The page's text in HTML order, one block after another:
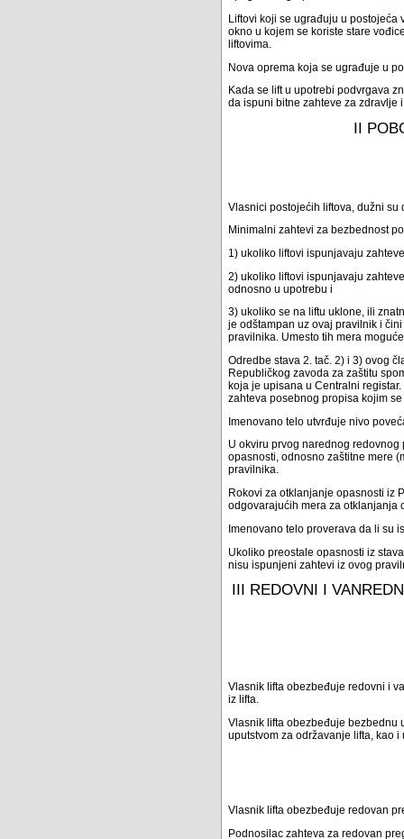
Liftovi koji se ugrađuju u postojeća
okno u kojem se koriste stare
liftovima.
Nova oprema koja se ugrađuje u
Kada se lift u upotrebi podvrgava
da ispuni bitne zahteve za zdravlje
II
Vlasnici postojećih liftova, dužni
Minimalni zahtevi za bezbednost
1) ukoliko liftovi ispunjavaju
2) ukoliko liftovi ispunjavaju
odnosno u upotrebu i
3) ukoliko se na liftu uklone, ili
je odštampan uz ovaj pravilnik i
pravilnika. Umesto tih mera
Odredbe stava 2. tač. 2) i 3) ovog
Republičkog zavoda za zaštitu
koja je upisana u Centralni
zahteva posebnog propisa kojim
Imenovano telo utvrđuje nivo
U okviru prvog narednog
opasnosti, odnosno zaštitne mere
pravilnika.
Rokovi za otklanjanje opasnosti iz
odgovarajućih mera za otklanjanja
Imenovano telo proverava da li su
Ukoliko preostale opasnosti iz
nisu ispunjeni zahtevi iz ovog
III REDOVNI I
Vlasnik lifta obezbeđuje redovni i
iz lifta.
Vlasnik lifta obezbeđuje bezbednu
uputstvom za održavanje lifta, kao
Vlasnik lifta obezbeđuje redovan
Podnosilac zahteva za redovan